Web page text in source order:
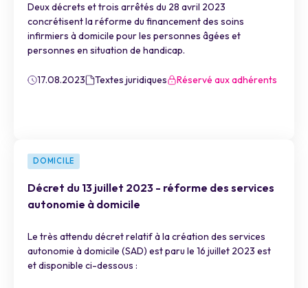
Deux décrets et trois arrêtés du 28 avril 2023
concrétisent la réforme du financement des soins
infirmiers à domicile pour les personnes âgées et
personnes en situation de handicap.
17.08.2023 Textes juridiques Réservé aux adhérents
DOMICILE
Décret du 13 juillet 2023 - réforme des services
autonomie à domicile
Le très attendu décret relatif à la création des services
autonomie à domicile (SAD) est paru le 16 juillet 2023 est
et disponible ci-dessous :